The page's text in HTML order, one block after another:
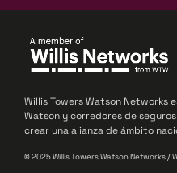
Willis Towers Watson Networks
Watson y corredores de
crear una alianza de ámbito
© 2025 Willis Towers Watson Networks /